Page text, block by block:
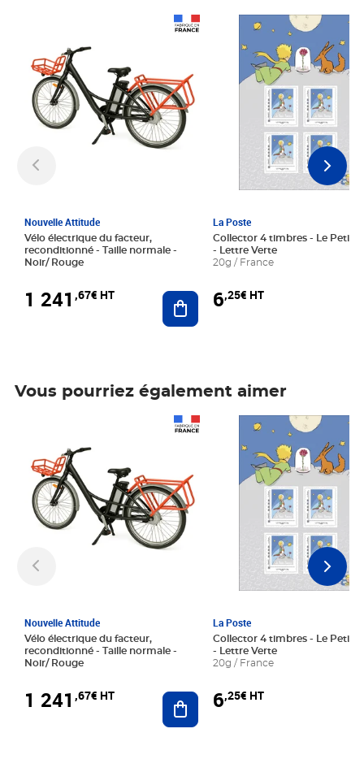
Nouvelle Attitude
Vélo électrique du facteur,
reconditionné - Taille normale -
Noir/ Rouge
1 241 ,67€ HT Ajouter au panier
La Poste
Collector 4 timbres - Le Petit
- Lettre Verte
20g / France
6,25€ HT
Prix 6,25€ HT
Vous pourriez également aimer
Nouvelle Attitude
Vélo électrique du facteur,
reconditionné - Taille normale -
Noir/ Rouge
1 241 ,67€ HT Ajouter au panier
La Poste
Collector 4 timbres - Le Petit
- Lettre Verte
20g / France
6,25€ HT
Prix 6,25€ HT